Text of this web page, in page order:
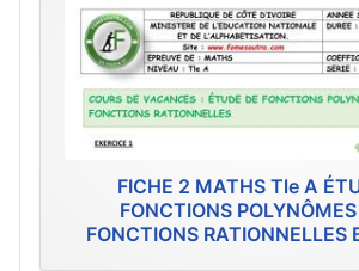
FICHE 2 MATHS Tle A
FONCTIONS
FONCTIONS RATIONNELLES